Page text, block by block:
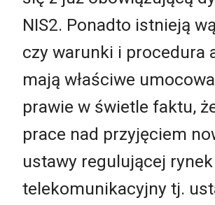
NIS2. Ponadto istnieją
czy warunki i procedura
mają właściwe
prawie w świetle faktu,
prace nad przyjęciem
ustawy regulującej rynek
telekomunikacyjny tj.